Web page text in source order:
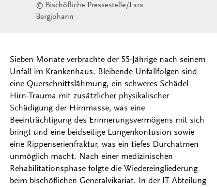
© Bischöfliche Pressestelle/Lara
Bergjohann
Sieben Monate verbrachte der 55-Jährige nach seinem
Unfall im Krankenhaus. Bleibende Unfallfolgen sind
eine Querschnittslähmung, ein schweres Schädel-
Hirn-Trauma mit zusätzlicher physikalischer
Schädigung der Hirnmasse, was eine
Beeinträchtigung des Erinnerungsvermögens mit sich
bringt und eine beidseitige Lungenkontusion sowie
eine Rippenserienfraktur, was ein tiefes Durchatmen
unmöglich macht. Nach einer medizinischen
Rehabilitationsphase folgte die Wiedereingliederung
beim bischöflichen Generalvikariat. In der IT-Abteilung